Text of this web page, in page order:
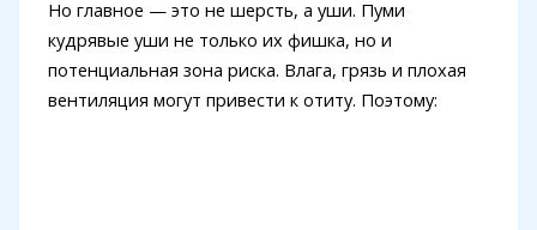
Но главное — это не шерсть, а уши. Пуми
кудрявые уши не только их фишка, но и
потенциальная зона риска. Влага, грязь и плохая
вентиляция могут привести к отиту. Поэтому: